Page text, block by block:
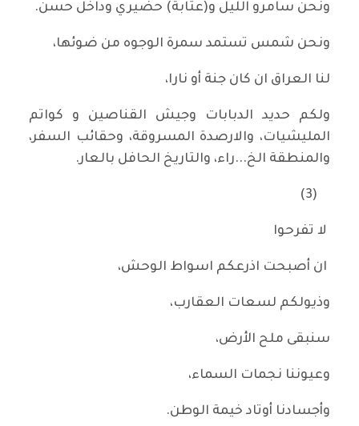
ونحن سامرو الليل و(عتابة) حضيري وداخل حسن.
ونحن شمس تستمد سمرة الوجوه من ضوئها،
لنا العراق ان كان جنة أو نارا،
ولكم حديد الدبابات وجيش القناصين و كواتم
المليشيات، والارصدة المسروقة، وحقائب السفر،
والمنطقة الخ...راء، والتاريخ الحافل بالعار.
(3)
لا تفرحوا
ان أصبحت اذرعكم اسواط الوحش،
وذيولكم لسعات العقارب،
سنبقى ملح الأرض،
وعيوننا نجمات السماء،
وأجسادنا أوتاد خيمة الوطن.